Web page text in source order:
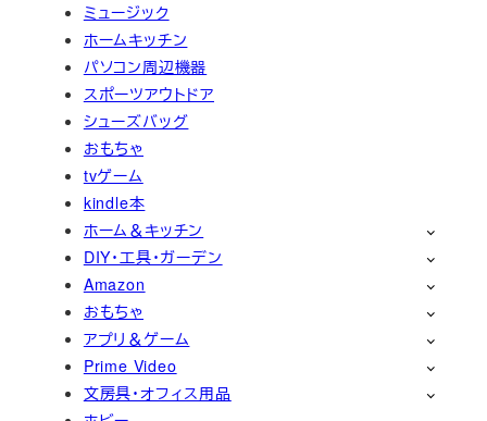
ミュージック
ホームキッチン
パソコン周辺機器
スポーツアウトドア
シューズバッグ
おもちゃ
tvゲーム
kindle本
ホーム＆キッチン
DIY・工具・ガーデン
Amazon
おもちゃ
アプリ＆ゲーム
Prime Video
文房具・オフィス用品